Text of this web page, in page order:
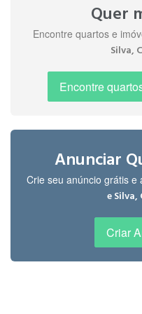
Quer
Encontre quartos e
Silva,
Encontre
Anunciar
Crie seu anúncio grátis e
e Silva,
Criar